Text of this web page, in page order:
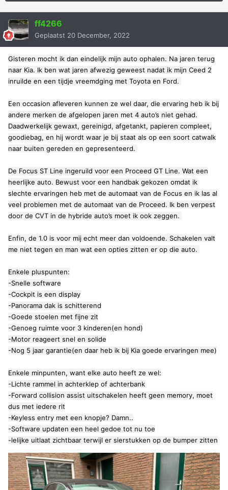
ff4266
Geplaatst 20 December, 2022
Gisteren mocht ik dan eindelijk mijn auto ophalen. Na jaren terug
naar Kia. Ik ben wat jaren afwezig geweest nadat ik mijn Ceed 2
inruilde en een tijdje vreemdging met Toyota en Ford.
Een occasion afleveren kunnen ze wel daar, die ervaring heb ik bij
andere merken de afgelopen jaren met 4 auto’s niet gehad.
Daadwerkelijk gewaxt, gereinigd, afgetankt, papieren compleet,
goodiebag, en hij wordt waar je bij staat als op een soort catwalk
naar buiten gereden en gepresenteerd.
De Focus ST Line ingeruild voor een Proceed GT Line. Wat een
heerlijke auto. Bewust voor een handbak gekozen omdat ik
slechte ervaringen heb met de automaat van de Focus en ik las al
veel problemen met de automaat van de Proceed. Ik ben verpest
door de CVT in de hybride auto’s moet ik ook zeggen.
Enfin, de 1.0 is voor mij echt meer dan voldoende. Schakelen valt
me niet tegen en man wat een opties zitten er op die auto.
Enkele pluspunten:
-Snelle software
-Cockpit is een display
-Panorama dak is schitterend
-Goede stoelen met fijne zit
-Genoeg ruimte voor 3 kinderen(en hond)
-Motor reageert snel en solide
-Nog 5 jaar garantie(en daar heb ik bij Kia goede ervaringen mee)
Enkele minpunten, want elke auto heeft ze wel:
-Lichte rammel in achterklep of achterbank
-Forward collision assist uitschakelen heeft geen memory, moet
dus met iedere rit
-Keyless entry met een knopje? Damn..
-Software updaten een heel gedoe tot nu toe
-lelijke uitlaat zichtbaar terwijl er sierstukken op de bumper zitten